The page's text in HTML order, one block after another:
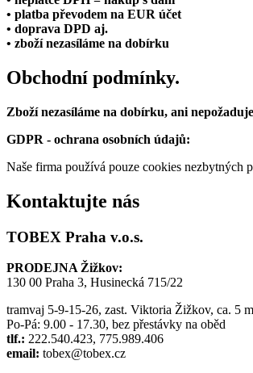
• platba převodem na EUR účet
• doprava DPD aj.
• zboží nezasíláme na dobírku
Obchodní podmínky.
Zboží nezasíláme na dobírku, ani
GDPR - ochrana osobních údajů:
Naše firma používá pouze cookies nezbytných
Kontaktujte nás
TOBEX Praha v.o.s.
PRODEJNA Žižkov:
130 00 Praha 3, Husinecká 715/22
tramvaj 5-9-15-26, zast. Viktoria Žižkov, ca. 5
Po-Pá: 9.00 - 17.30, bez přestávky na oběd
tlf.: 222.540.423, 775.989.406
email: tobex@tobex.cz